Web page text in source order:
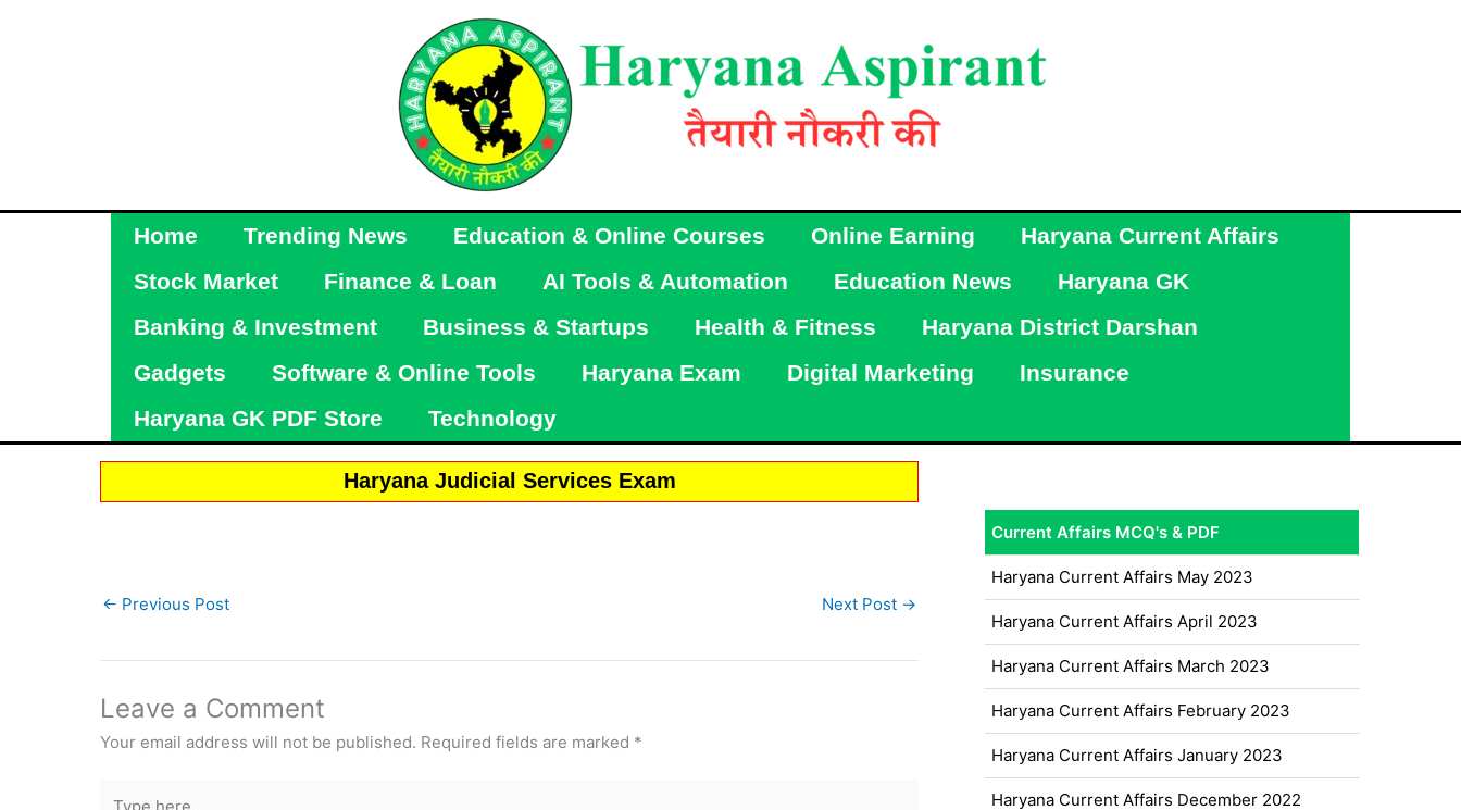
Home Trending News Education & Online Courses Online Earning
Haryana Current Affairs
Stock Market
Finance & Loan AI Tools & Automation Education News
Haryana GK
Banking & Investment
Business & Startups Health & Fitness
Haryana District Darshan
Gadgets
Software & Online Tools Haryana Exam Digital Marketing
Insurance
Haryana GK PDF Store
Technology
Haryana Judicial Services Exam
← Previous Post Next Post →
Leave a Comment
Your email address will not be published. Required fields are marked *
Current Affairs MCQ's & PDF
Haryana Current Affairs May 2023
Haryana Current Affairs April 2023
Haryana Current Affairs March 2023
Haryana Current Affairs February 2023
Haryana Current Affairs January 2023
Haryana Current Affairs December 2022